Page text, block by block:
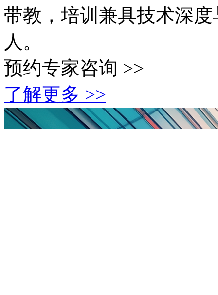
带教，培训兼具技术
人。
预约专家咨询 >>
了解更多 >>